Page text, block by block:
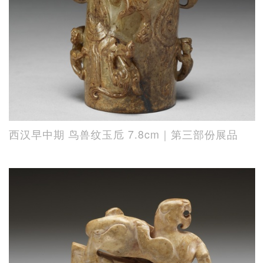
西汉早中期 鸟兽纹玉卮 7.8cm｜第三部份展品